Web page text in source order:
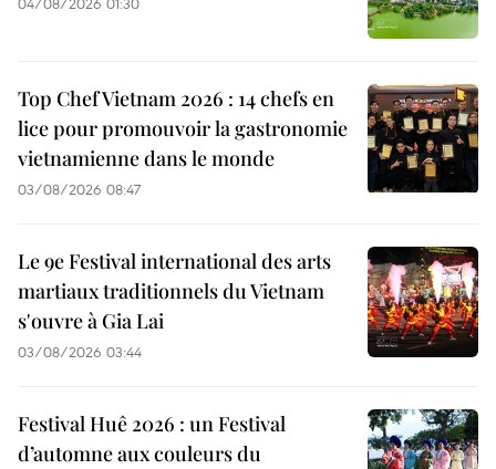
Top Chef Vietnam 2026 : 14 chefs en
lice pour promouvoir la gastronomie
vietnamienne dans le monde
03/08/2026 08:47
Le 9e Festival international des arts
martiaux traditionnels du Vietnam
s'ouvre à Gia Lai
03/08/2026 03:44
Festival Huê 2026 : un Festival
d’automne aux couleurs du